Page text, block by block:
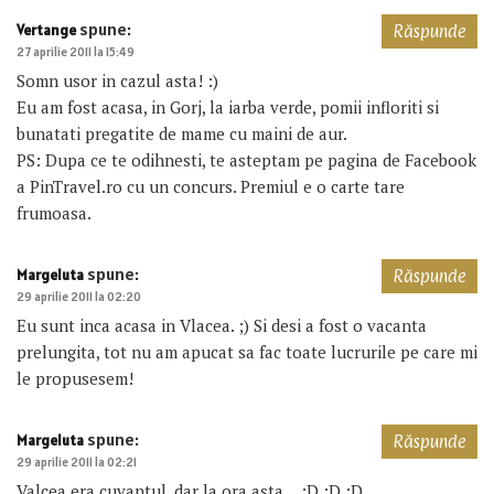
Vertange spune:
27 aprilie 2011 la 15:49
Somn usor in cazul asta! :)
Eu am fost acasa, in Gorj, la iarba verde, pomii infloriti si
bunatati pregatite de mame cu maini de aur.
PS: Dupa ce te odihnesti, te asteptam pe pagina de Facebook
a PinTravel.ro cu un concurs. Premiul e o carte tare
frumoasa.
Răspunde
Margeluta spune:
29 aprilie 2011 la 02:20
Eu sunt inca acasa in Vlacea. ;) Si desi a fost o vacanta
prelungita, tot nu am apucat sa fac toate lucrurile pe care mi
le propusesem!
Răspunde
Margeluta spune:
29 aprilie 2011 la 02:21
Răspunde